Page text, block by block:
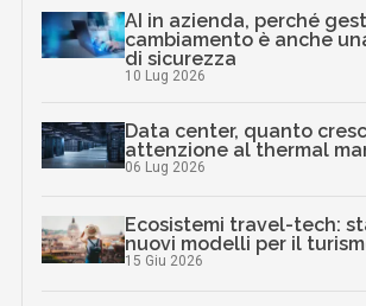
AI in azienda, perché
cambiamento è anche
di sicurezza
10 Lug 2026
Data center, quanto
attenzione al thermal
06 Lug 2026
Ecosistemi travel-tech:
nuovi modelli per il
15 Giu 2026